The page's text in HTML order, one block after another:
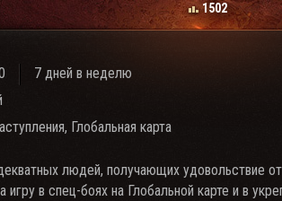
1502
7 дней в неделю
Глобальная карта
людей, получающих удовольствие
в спец-боях на Глобальной карте и в